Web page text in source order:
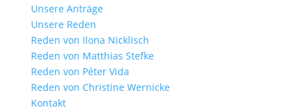
Unsere Anträge
Unsere Reden
Reden von Ilona Nicklisch
Reden von Matthias Stefke
Reden von Péter Vida
Reden von Christine Wernicke
Kontakt